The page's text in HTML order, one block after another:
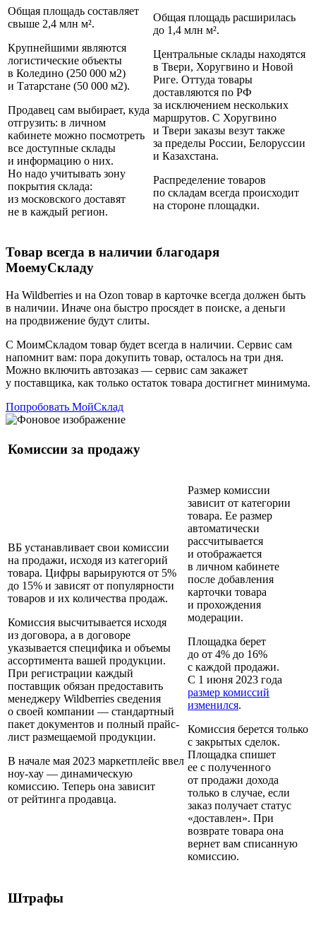
Общая площадь составляет
свыше 2,4 млн м².
Крупнейшими являются
логистические объекты
в Коледино (250 000 м2)
и Татарстане (50 000 м2).
Продавец сам выбирает, куда
отгрузить: в личном
кабинете можно посмотреть
все доступные склады
и информацию о них.
Но надо учитывать зону
покрытия склада:
из московского доставят
не в каждый регион.
Общая площадь расширилась
до 1,4 млн м².
Центральные склады находятся
в Твери, Хоругвино и Новой
Риге. Оттуда товары
доставляются по РФ
за исключением нескольких
маршрутов. С Хоругвино
и Твери заказы везут также
за пределы России, Белоруссии
и Казахстана.
Распределение товаров
по складам всегда происходит
на стороне площадки.
Товар всегда в наличии благодаря
МоемуСкладу
На Wildberries и на Ozon товар в карточке всегда должен быть
в наличии. Иначе она быстро просядет в поиске, а деньги
на продвижение будут слиты.
С МоимСкладом товар будет всегда в наличии. Сервис сам
напомнит вам: пора докупить товар, осталось на три дня.
Можно включить автозаказ — сервис сам закажет
у поставщика, как только остаток товара достигнет минимума.
Попробовать МойСклад
Комиссии за продажу
ВБ устанавливает свои комиссии
на продажи, исходя из категорий
товара. Цифры варьируются от 5%
до 15% и зависят от популярности
товаров и их количества продаж.
Комиссия высчитывается исходя
из договора, а в договоре
указывается специфика и объемы
ассортимента вашей продукции.
При регистрации каждый
поставщик обязан предоставить
менеджеру Wildberries сведения
о своей компании — стандартный
пакет документов и полный прайс-
лист размещаемой продукции.
В начале мая 2023 маркетплейс ввел
ноу-хау — динамическую
комиссию. Теперь она зависит
от рейтинга продавца.
Размер комиссии
зависит от категории
товара. Ее размер
автоматически
рассчитывается
и отображается
в личном кабинете
после добавления
карточки товара
и прохождения
модерации.
Площадка берет
до от 4% до 16%
с каждой продажи.
С 1 июня 2023 года
размер комиссий
изменился.
Комиссия берется только
с закрытых сделок.
Площадка спишет
ее с полученного
от продажи дохода
только в случае, если
заказ получает статус
«доставлен». При
возврате товара она
вернет вам списанную
комиссию.
Штрафы